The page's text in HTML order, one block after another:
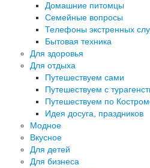
Домашние питомцы
Семейные вопросы
Телефоны экстренных
Бытовая техника
Для здоровья
Для отдыха
Путешествуем сами
Путешествуем с
Путешествуем по
Идея досуга, праздников
Модное
Вкусное
Для детей
Для бизнеса